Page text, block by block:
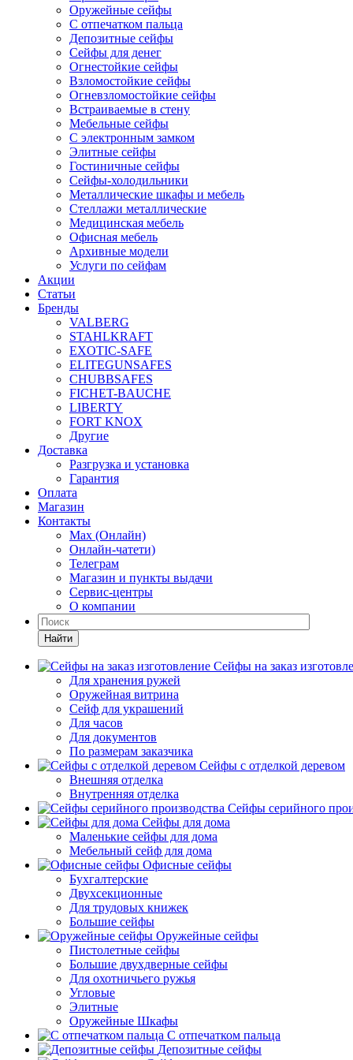
Оружейные сейфы
С отпечатком пальца
Депозитные сейфы
Сейфы для денег
Огнестойкие сейфы
Взломостойкие сейфы
Огневзломостойкие сейфы
Встраиваемые в стену
Мебельные сейфы
С электронным замком
Элитные сейфы
Гостиничные сейфы
Сейфы-холодильники
Металлические шкафы и мебель
Стеллажи металлические
Медицинская мебель
Офисная мебель
Архивные модели
Услуги по сейфам
Акции
Статьи
Бренды
VALBERG
STAHLKRAFT
EXOTIC-SAFE
ELITEGUNSAFES
CHUBBSAFES
FICHET-BAUCHE
LIBERTY
FORT KNOX
Другие
Доставка
Разгрузка и установка
Гарантия
Оплата
Магазин
Контакты
Max (Онлайн)
Онлайн-чатети)
Телеграм
Магазин и пункты выдачи
Сервис-центры
О компании
Найти
Сейфы на заказ
Для хранения ружей
Оружейная витрина
Сейф для украшений
Для часов
Для документов
По размерам заказчика
Сейфы с отделкой деревом
Внешняя отделка
Внутренняя отделка
Сейфы серийного
Сейфы для дома
Маленькие сейфы для дома
Мебельный сейф для дома
Офисные сейфы
Бухгалтерские
Двухсекционные
Для трудовых книжек
Большие сейфы
Оружейные сейфы
Пистолетные сейфы
Большие двухдверные сейфы
Для охотничьего ружья
Угловые
Элитные
Оружейные Шкафы
С отпечатком пальца
Депозитные сейфы